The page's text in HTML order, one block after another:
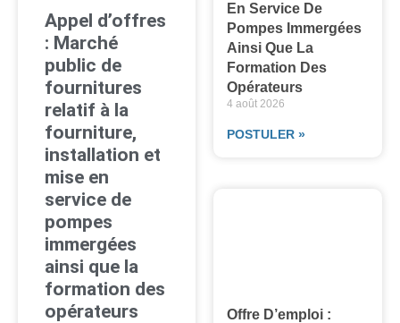
Appel d’offres
: Marché
public de
fournitures
relatif à la
fourniture,
installation et
mise en
service de
pompes
immergées
ainsi que la
formation des
opérateurs
En Service De
Pompes Immergées
Ainsi Que La
Formation Des
Opérateurs
4 août 2026
POSTULER »
Offre D’emploi :